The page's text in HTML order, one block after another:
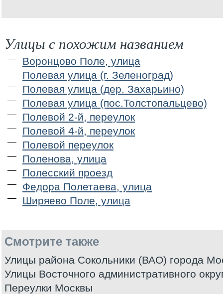
Улицы с похожим названием
Воронцово Поле, улица
Полевая улица (г. Зеленоград)
Полевая улица (дер. Захарьино)
Полевая улица (пос.Толстопальцево)
Полевой 2-й, переулок
Полевой 4-й, переулок
Полевой переулок
Поленова, улица
Полесский проезд
Федора Полетаева, улица
Ширяево Поле, улица
Смотрите также
Улицы района Сокольники (ВАО) города
Улицы Восточного административного
Переулки Москвы